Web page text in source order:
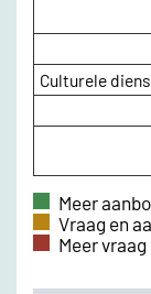
Culturele
Meer
Vraag en
Meer